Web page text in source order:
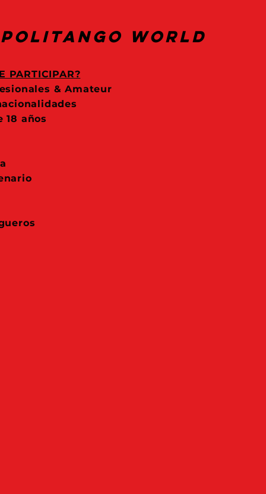
World
PARTICIPAR?
& Amateur
18 años